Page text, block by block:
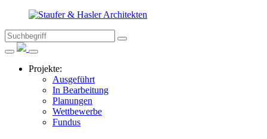
Staufer
&
Architekten
Suche
nach:
Suchen
Suche
schliessen
Menü
schliessen
Projekte:
Ausgeführt
In Bearbeitung
Planungen
Wettbewerbe
Fundus